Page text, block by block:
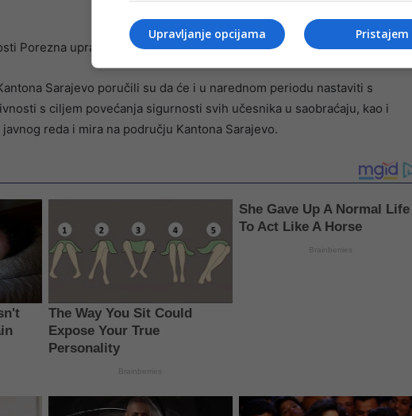
Porezna uprava Federacije BiH zapečatila je dva ugostiteljska objekta.
Sarajevo poručili su da će i u narednom periodu nastaviti s
s ciljem povećanja sigurnosti svih učesnika u saobraćaju, kao i
reda i mira na području Kantona Sarajevo.
Pristajem
Upravljanje opcijama